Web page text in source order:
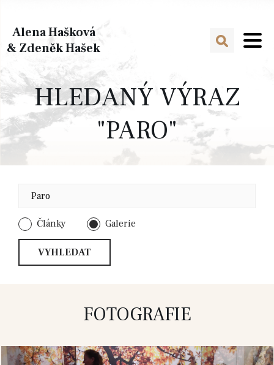
Alena Hašková
& Zdeněk Hašek
HLEDANÝ VÝRAZ
"PARO"
Články Galerie
FOTOGRAFIE